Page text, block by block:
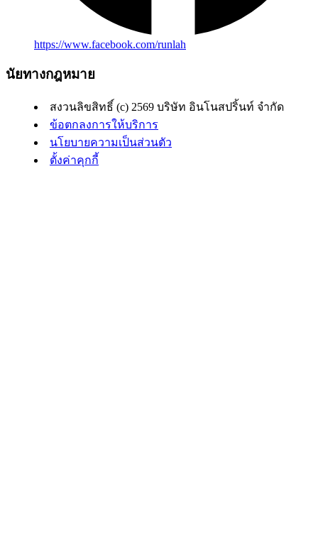
https://www.facebook.com/runlah
นัยทางกฎหมาย
สงวนลิขสิทธิ์ (c) 2569 บริษัท อินโนสปริ้นท์ จำกัด
ข้อตกลงการให้บริการ
นโยบายความเป็นส่วนตัว
ตั้งค่าคุกกี้